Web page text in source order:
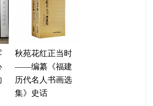
秋苑花红正当时
——编纂《福建
历代名人书画选
集》史话